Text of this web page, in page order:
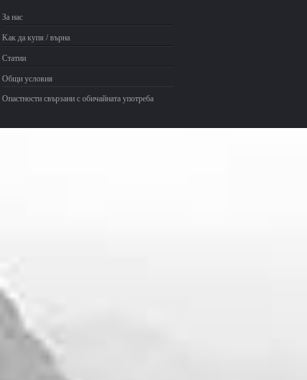
За нас
Kак да купя / върна
Статии
Общи условия
Опастности свързани с обичайната употреба